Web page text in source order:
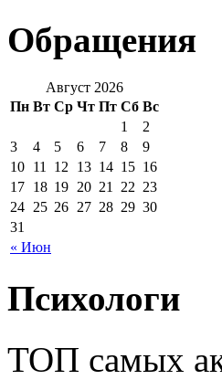
Обращения
Август 2026
Пн Вт Ср Чт Пт Сб Вс
« Июн
1
2
3
4 5 6 7 8
9
10 11 12 13 14 15 16
17 18 19 20 21 22 23
24 25 26 27 28 29 30
31
Психологи
ТОП самых